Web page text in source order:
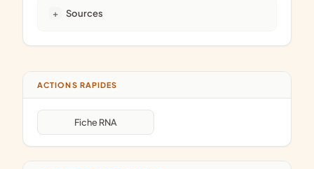
Sources
ACTIONS RAPIDES
Fiche RNA